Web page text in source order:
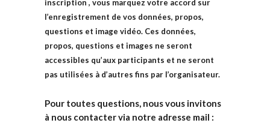
inscription , vous marquez votre accord sur
l’enregistrement de vos données, propos,
questions et image vidéo. Ces données,
propos, questions et images ne seront
accessibles qu’aux participants et ne seront
pas utilisées à d’autres fins par l’organisateur.
Pour toutes questions, nous vous invitons
à nous contacter via notre adresse mail :